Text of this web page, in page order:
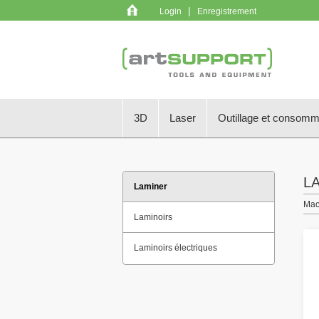
Login | Enregistrement
3D Laser Outillage et
Laminer
Laminoirs
Laminoirs électriques